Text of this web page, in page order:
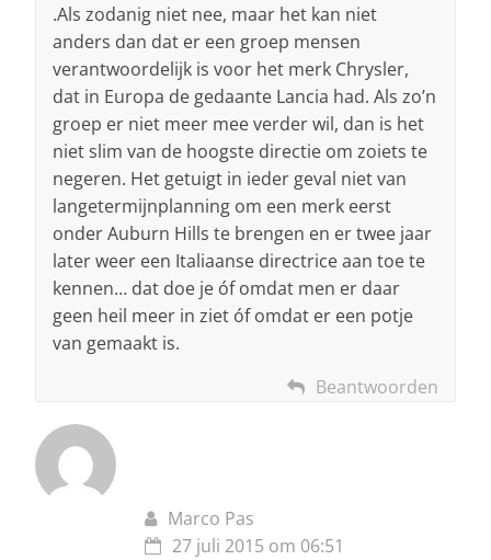
.Als zodanig niet nee, maar het kan niet
anders dan dat er een groep mensen
verantwoordelijk is voor het merk Chrysler,
dat in Europa de gedaante Lancia had. Als zo’n
groep er niet meer mee verder wil, dan is het
niet slim van de hoogste directie om zoiets te
negeren. Het getuigt in ieder geval niet van
langetermijnplanning om een merk eerst
onder Auburn Hills te brengen en er twee jaar
later weer een Italiaanse directrice aan toe te
kennen… dat doe je óf omdat men er daar
geen heil meer in ziet óf omdat er een potje
van gemaakt is.
Beantwoorden
Marco Pas
27 juli 2015 om 06:51